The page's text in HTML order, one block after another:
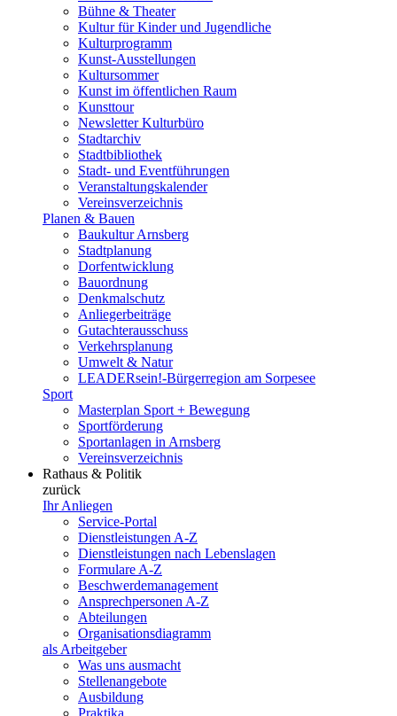
Bühne & Theater
Kultur für Kinder und Jugendliche
Kulturprogramm
Kunst-Ausstellungen
Kultursommer
Kunst im öffentlichen Raum
Kunsttour
Newsletter Kulturbüro
Stadtarchiv
Stadtbibliothek
Stadt- und Eventführungen
Veranstaltungskalender
Vereinsverzeichnis
Planen & Bauen
Baukultur Arnsberg
Stadtplanung
Dorfentwicklung
Bauordnung
Denkmalschutz
Anliegerbeiträge
Gutachterausschuss
Verkehrsplanung
Umwelt & Natur
LEADERsein!-Bürgerregion am Sorpesee
Sport
Masterplan Sport + Bewegung
Sportförderung
Sportanlagen in Arnsberg
Vereinsverzeichnis
Rathaus & Politik
zurück
Ihr Anliegen
Service-Portal
Dienstleistungen A-Z
Dienstleistungen nach Lebenslagen
Formulare A-Z
Beschwerdemanagement
Ansprechpersonen A-Z
Abteilungen
Organisationsdiagramm
als Arbeitgeber
Was uns ausmacht
Stellenangebote
Ausbildung
Praktika